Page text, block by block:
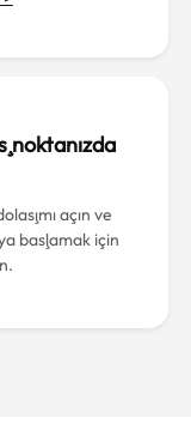
noktanızda
açın ve
başlamak için